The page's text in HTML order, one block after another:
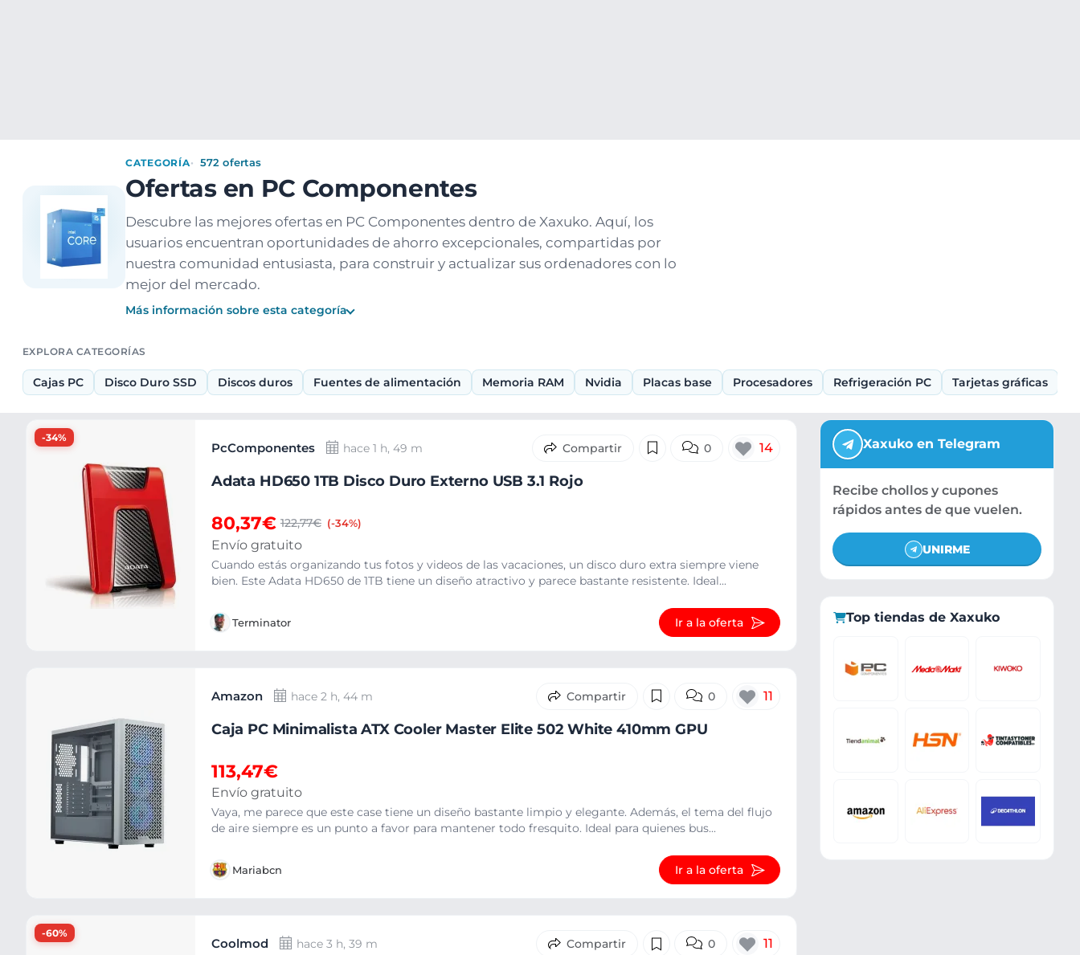
CATEGORÍA 572 ofertas
Ofertas en PC Componentes
Descubre las mejores ofertas en PC Componentes dentro de Xaxuko. Aquí, los
usuarios encuentran oportunidades de ahorro excepcionales, compartidas por
nuestra comunidad entusiasta, para construir y actualizar sus ordenadores con lo
mejor del mercado.
Más información sobre esta categoría
EXPLORA CATEGORÍAS
Cajas PC Disco Duro SSD Discos duros Fuentes de alimentación Memoria RAM Nvidia Placas base Procesadores Refrigeración PC Tarjetas gráficas
-34%
PcComponentes hace 1 h, 49 m 0 14
Adata HD650 1TB Disco Duro Externo USB 3.1 Rojo
80,37€ 122,77€ (-34%)
Envío gratuito
Cuando estás organizando tus fotos y videos de las vacaciones, un disco duro extra siempre viene
bien. Este Adata HD650 de 1TB tiene un diseño atractivo y parece bastante resistente. Ideal...
Terminator Ir a la oferta
Amazon hace 2 h, 44 m 0 11
Caja PC Minimalista ATX Cooler Master Elite 502 White 410mm GPU
113,47€
Envío gratuito
Vaya, me parece que este case tiene un diseño bastante limpio y elegante. Además, el tema del flujo
de aire siempre es un punto a favor para mantener todo fresquito. Ideal para quienes bus...
Mariabcn Ir a la oferta
-60%
Coolmod hace 3 h, 39 m 0 11
Xaxuko en Telegram
Recibe chollos y cupones
rápidos antes de que vuelen.
UNIRME
Top tiendas de Xaxuko